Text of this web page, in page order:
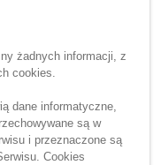
żadnych informacji, z
cookies.
dane informatyczne,
są w
i przeznaczone są
Cookies